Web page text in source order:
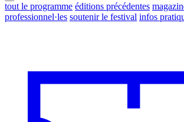
tout le programme éditions précédentes
professionnel·les soutenir le festival infos